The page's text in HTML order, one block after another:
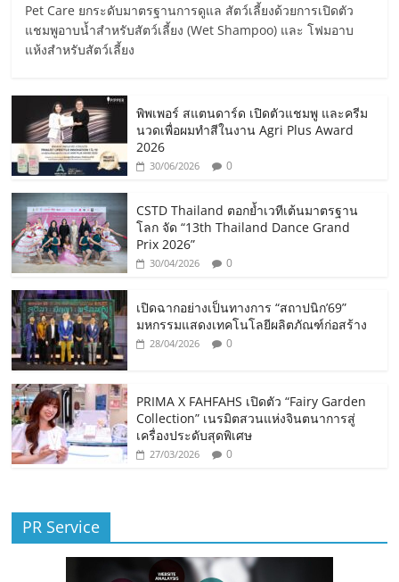
Pet Care ยกระดับมาตรฐานการดูแล สัตว์เลี้ยงด้วยการเปิดตัว
แชมพูอาบน้ำสำหรับสัตว์เลี้ยง (Wet Shampoo) และ โฟมอาบ
แห้งสำหรับสัตว์เลี้ยง
พิพเพอร์ สแตนดาร์ด เปิดตัวแชมพู และครีม
นวดเพื่อผมทำสีในงาน Agri Plus Award
2026
30/06/2026 0
CSTD Thailand ตอกย้ำเวทีเต้นมาตรฐาน
โลก จัด “13th Thailand Dance Grand
Prix 2026”
30/04/2026 0
เปิดฉากอย่างเป็นทางการ “สถาปนิก’69”
มหกรรมแสดงเทคโนโลยีผลิตภัณฑ์ก่อสร้าง
28/04/2026 0
PRIMA X FAHFAHS เปิดตัว “Fairy Garden
Collection” เนรมิตสวนแห่งจินตนาการสู่
เครื่องประดับสุดพิเศษ
27/03/2026 0
PR Service